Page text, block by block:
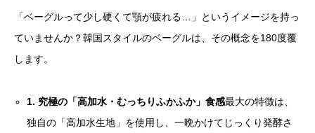
「ベーグルって少し硬くて顎が疲れる…」というイメージを持っ
ていませんか？韓国スタイルのベーグルは、その概念を180度覆
します。
1. 究極の「高加水・むっちりふかふか」食感最大の特徴は、
独自の「高加水生地」を使用し、一晩かけてじっくり発酵さ